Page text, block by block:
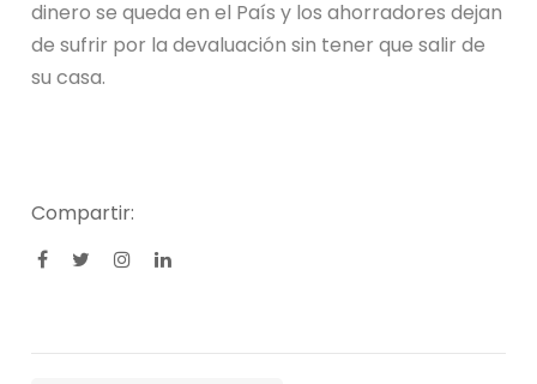
dinero se queda en el País y los ahorradores dejan
de sufrir por la devaluación sin tener que salir de
su casa.
Compartir: